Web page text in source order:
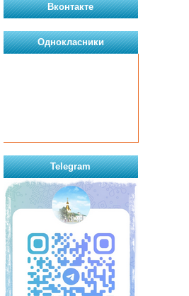
Вконтакте
Однокласники
Telegram